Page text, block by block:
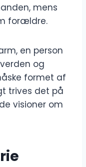
mens
forældre.
en person
og
formet af
trives det på
visioner om